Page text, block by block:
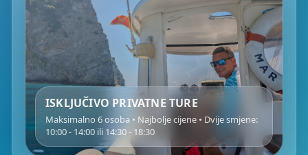
ISKLJUČIVO PRIVATNE TURE
Maksimalno 6 osoba • Najbolje cijene • Dvije smjene:
10:00 - 14:00 ili 14:30 - 18:30